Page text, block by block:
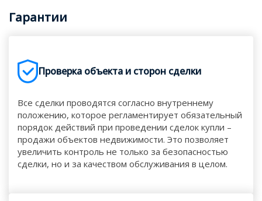
Гарантии
Проверка объекта и сторон сделки
Все сделки проводятся согласно внутреннему
положению, которое регламентирует обязательный
порядок действий при проведении сделок купли –
продажи объектов недвижимости. Это позволяет
увеличить контроль не только за безопасностью
сделки, но и за качеством обслуживания в целом.